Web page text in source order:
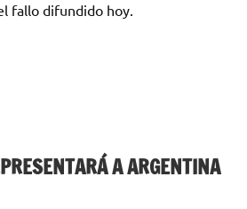
fallo difundido hoy.
A ARGENTINA